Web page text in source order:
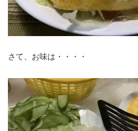
さて、お味は・・・・